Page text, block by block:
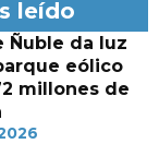
leído
Ñuble da luz
eólico
millones de